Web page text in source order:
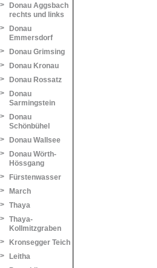
>
Donau Aggsbach
rechts und links
>
Donau
Emmersdorf
>
Donau Grimsing
>
Donau Kronau
>
Donau Rossatz
>
Donau
Sarmingstein
>
Donau
Schönbühel
>
Donau Wallsee
>
Donau Wörth-
Hössgang
>
Fürstenwasser
>
March
> Thaya
> Thaya-
Kollmitzgraben
>
Kronsegger Teich
>
Leitha